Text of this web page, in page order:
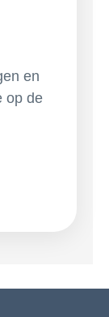
en
op de